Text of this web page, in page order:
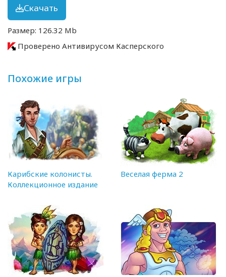
Скачать
Размер: 126.32 Mb
Проверено Антивирусом Касперского
Похожие игры
Карибские колонисты.
Коллекционное издание
Веселая ферма 2